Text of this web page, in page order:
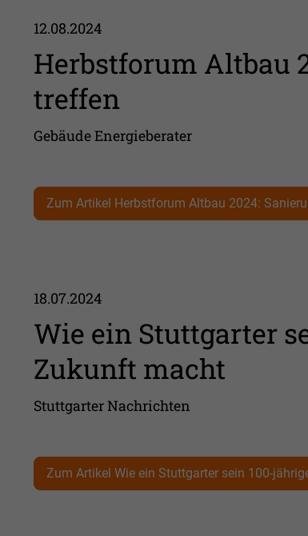
12.08.2024
Herbstforum Altbau
treffen
Gebäude Energieberater
Zum Artikel Herbstforum Altbau 2024:
18.07.2024
Wie ein Stuttgarter
Zukunft macht
Stuttgarter Nachrichten
Zum Artikel Wie ein Stuttgarter sein 100-